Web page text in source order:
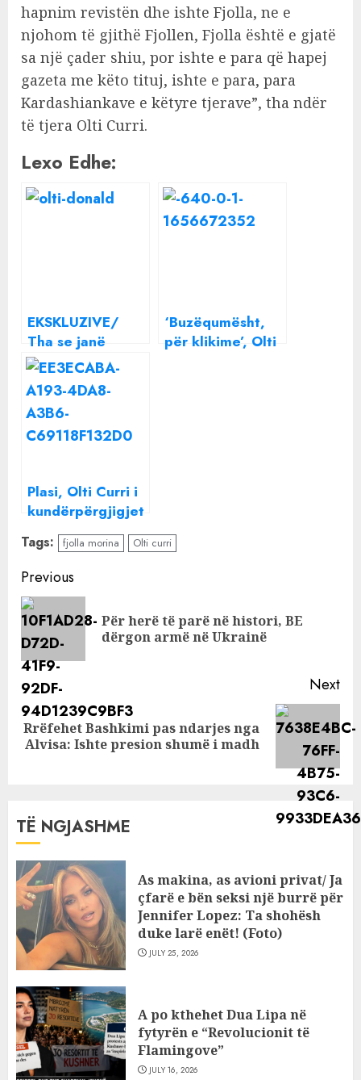
hapnim revistën dhe ishte Fjolla, ne e
njohom të gjithë Fjollen, Fjolla është e gjatë
sa një çader shiu, por ishte e para që hapej
gazeta me këto tituj, ishte e para, para
Kardashiankave e këtyre tjerave”, tha ndër
të tjera Olti Curri.
Lexo Edhe:
EKSKLUZIVE/
Tha se janë
ribashkuar, Olti
Curri shfaqet me
ish të fejuarën e
Donald Veshajt
‘Buzëqumësht,
për klikime’, Olti
Plasi, Olti Curri i
kundërpërgjigjet
Olsës: Punon
vetëm poshtë
tavolinave të
drejtorëve
Tags: fjolla morina Olti curri
Continue
Reading
Previous
Për herë të parë në histori, BE
dërgon armë në Ukrainë
Next
Next
post:
Rrëfehet Bashkimi pas ndarjes nga
Alvisa: Ishte presion shumë i madh
TË NGJASHME
As makina, as avioni privat/ Ja
çfarë e bën seksi një burrë për
Jennifer Lopez: Ta shohësh
duke larë enët! (Foto)
JULY 25, 2026
A po kthehet Dua Lipa në
fytyrën e “Revolucionit të
Flamingove”
JULY 16, 2026